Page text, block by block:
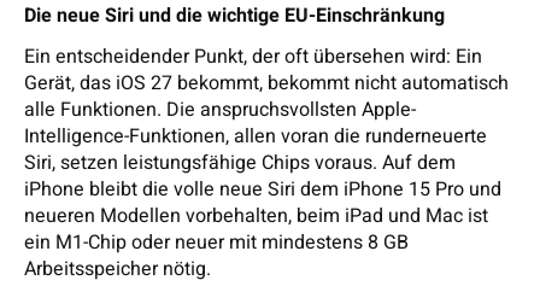
Die neue Siri und die wichtige EU-Einschränkung
Ein entscheidender Punkt, der oft übersehen wird: Ein
Gerät, das iOS 27 bekommt, bekommt nicht automatisch
alle Funktionen. Die anspruchsvollsten Apple-
Intelligence-Funktionen, allen voran die runderneuerte
Siri, setzen leistungsfähige Chips voraus. Auf dem
iPhone bleibt die volle neue Siri dem iPhone 15 Pro und
neueren Modellen vorbehalten, beim iPad und Mac ist
ein M1-Chip oder neuer mit mindestens 8 GB
Arbeitsspeicher nötig.